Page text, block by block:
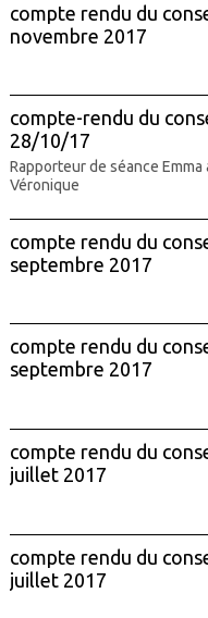
compte rendu du
novembre 2017
compte-rendu du
28/10/17
Rapporteur de séance
Véronique
compte rendu du
septembre 2017
compte rendu du
septembre 2017
compte rendu du
juillet 2017
compte rendu du
juillet 2017